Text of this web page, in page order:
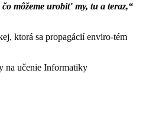
môžeme urobiť my, tu a teraz,“
ktorá sa propagácií enviro-tém
na učenie Informatiky